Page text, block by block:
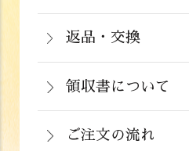
東北：1,210円(税込)
北海道：1,430円(税込)
沖縄：2,024円(税込)
※クール便の場合は送
220円（税込）
郵便振込（前払い）
イン決済）・ドコモ
んたん決済・au PAY
めて支払い(B)がご利
通常在庫がある商品
注文から２～５営業
す。
返品・交換
商品が食品のため、
着後の返品は基本的
ん。但し、発送中の
いはご注文と違う商
領収書について
領収書をご希望のお
の備考欄にてお知ら
ご注文の流れ